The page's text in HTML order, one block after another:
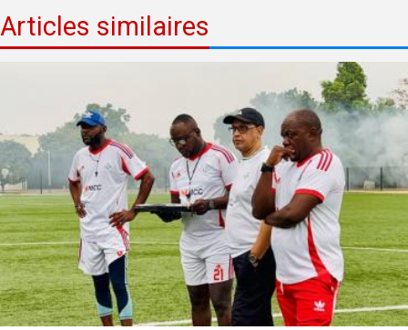
Articles similaires